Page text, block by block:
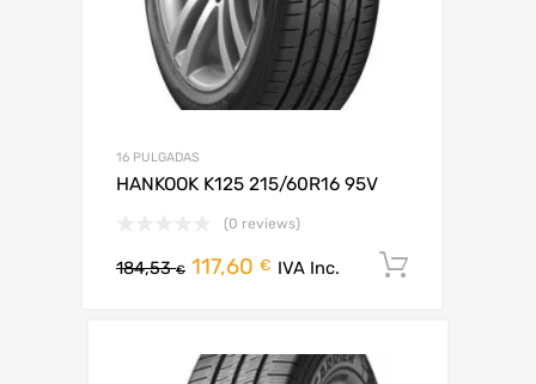
16 PULGADAS
HANKOOK K125 215/60R16 95V
(0 reviews)
184,53€ 117,60 € IVA Inc.